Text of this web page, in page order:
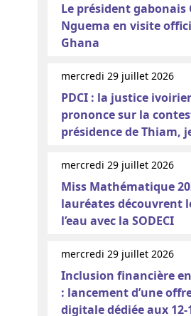
Le président gabonais
Nguema en visite
Ghana
mercredi 29 juillet 2026
PDCI : la justice
prononce sur la
présidence de Thiam,
mercredi 29 juillet 2026
Miss Mathématique
lauréates découvrent
l’eau avec la SODECI
mercredi 29 juillet 2026
Inclusion financière en
: lancement d’une
digitale dédiée aux 12-